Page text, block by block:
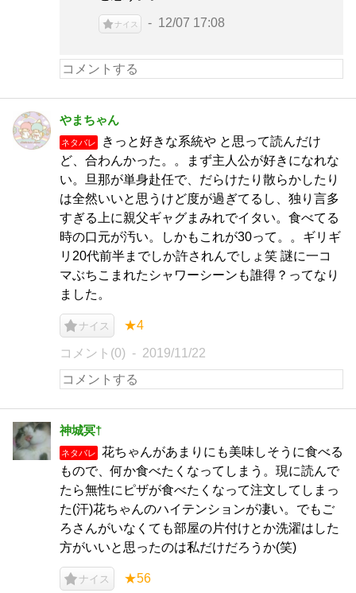
ナイス 12/07 17:08
やまちゃん
ネタバレ
きっと好きな系統や と思って読んだけ
ど、合わんかった。。まず主人公が好きになれな
い。旦那が単身赴任で、だらけたり散らかしたり
は全然いいと思うけど度が過ぎてるし、独り言多
すぎる上に親父ギャグまみれでイタい。食べてる
時の口元が汚い。しかもこれが30って。。ギリギ
リ20代前半までしか許されんでしょ笑 謎に一コ
マぶちこまれたシャワーシーンも誰得？ってなり
ました。
ナイス ★4
コメント(0) 2019/11/22
神城冥†
ネタバレ
花ちゃんがあまりにも美味しそうに食べる
もので、何か食べたくなってしまう。現に読んで
たら無性にピザが食べたくなって注文してしまっ
た(汗)花ちゃんのハイテンションが凄い。でもご
ろさんがいなくても部屋の片付けとか洗濯はした
方がいいと思ったのは私だけだろうか(笑)
ナイス ★56